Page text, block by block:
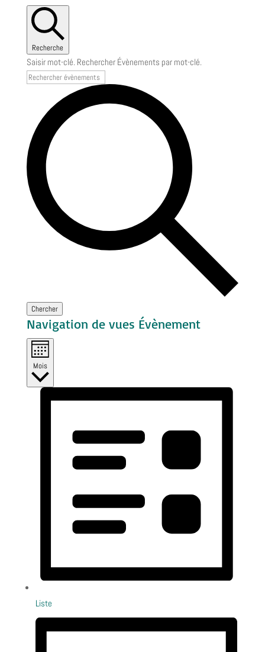
Recherche
Saisir mot-clé. Rechercher Évènements par mot-clé.
Chercher
Navigation de vues Évènement
Mois
Liste